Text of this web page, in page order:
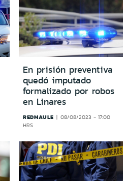
En prisión preventiva
quedó imputado
formalizado por robos
en Linares
REDMAULE
08/08/2023 - 17:00
HRS